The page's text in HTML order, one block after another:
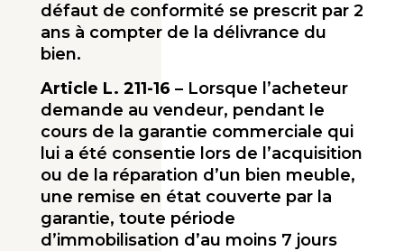
défaut de conformité se prescrit par 2
ans à compter de la délivrance du
bien.
Article L. 211-16 – Lorsque l’acheteur
demande au vendeur, pendant le
cours de la garantie commer­ciale qui
lui a été consentie lors de l’acquisition
ou de la réparation d’un bien meuble,
une remise en état couverte par la
garantie, toute période
d’immobilisation d’au moins 7 jours